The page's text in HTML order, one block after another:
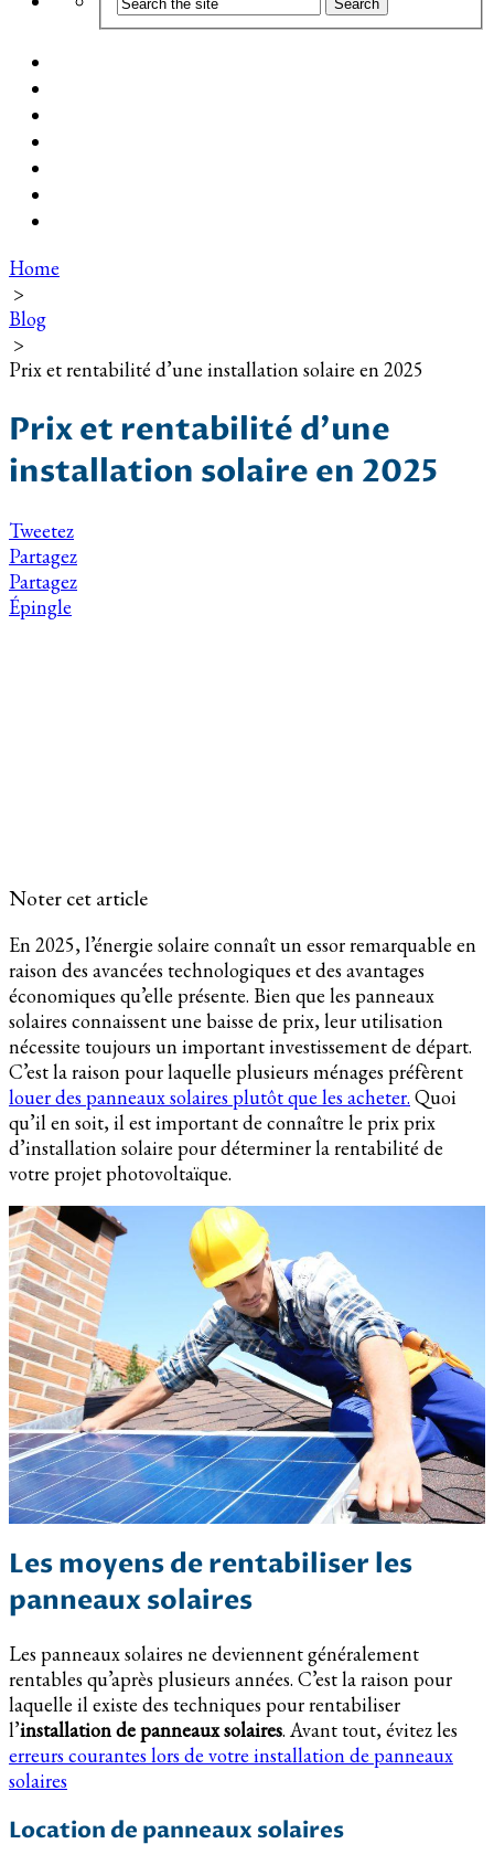
Home
>
Blog
>
Prix et rentabilité d’une installation solaire en 2025
Prix et rentabilité d’une
installation solaire en 2025
Tweetez
Partagez
Partagez
Épingle
Noter cet article
En 2025, l’énergie solaire connaît un essor remarquable en
raison des avancées technologiques et des avantages
économiques qu’elle présente. Bien que les panneaux
solaires connaissent une baisse de prix, leur utilisation
nécessite toujours un important investissement de départ.
C’est la raison pour laquelle plusieurs ménages préfèrent
louer des panneaux solaires plutôt que les acheter. Quoi
qu’il en soit, il est important de connaître le prix prix
d’installation solaire pour déterminer la rentabilité de
votre projet photovoltaïque.
Les moyens de rentabiliser les
panneaux solaires
Les panneaux solaires ne deviennent généralement
rentables qu’après plusieurs années. C’est la raison pour
laquelle il existe des techniques pour rentabiliser
l’installation de panneaux solaires. Avant tout, évitez les
erreurs courantes lors de votre installation de panneaux
solaires
Location de panneaux solaires